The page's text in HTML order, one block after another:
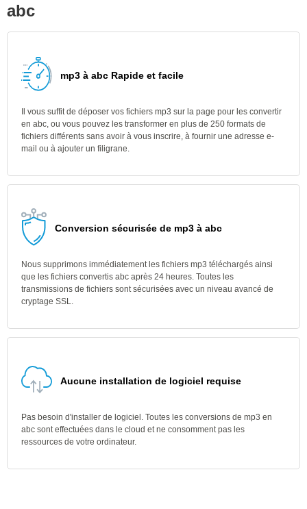
abc
mp3 à abc Rapide et facile
Il vous suffit de déposer vos fichiers mp3 sur la page pour les convertir
en abc, ou vous pouvez les transformer en plus de 250 formats de
fichiers différents sans avoir à vous inscrire, à fournir une adresse e-
mail ou à ajouter un filigrane.
Conversion sécurisée de mp3 à abc
Nous supprimons immédiatement les fichiers mp3 téléchargés ainsi
que les fichiers convertis abc après 24 heures. Toutes les
transmissions de fichiers sont sécurisées avec un niveau avancé de
cryptage SSL.
Aucune installation de logiciel requise
Pas besoin d'installer de logiciel. Toutes les conversions de mp3 en
abc sont effectuées dans le cloud et ne consomment pas les
ressources de votre ordinateur.